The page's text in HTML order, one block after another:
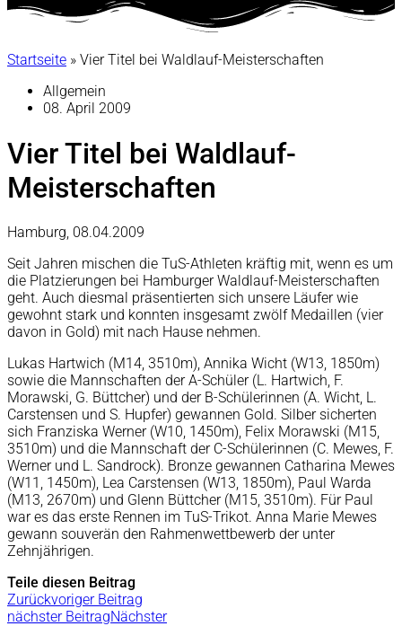
Startseite » Vier Titel bei Waldlauf-Meisterschaften
Allgemein
08. April 2009
Vier Titel bei Waldlauf-
Meisterschaften
Hamburg, 08.04.2009
Seit Jahren mischen die TuS-Athleten kräftig mit, wenn es um
die Platzierungen bei Hamburger Waldlauf-Meisterschaften
geht. Auch diesmal präsentierten sich unsere Läufer wie
gewohnt stark und konnten insgesamt zwölf Medaillen (vier
davon in Gold) mit nach Hause nehmen.
Lukas Hartwich (M14, 3510m), Annika Wicht (W13, 1850m)
sowie die Mannschaften der A-Schüler (L. Hartwich, F.
Morawski, G. Büttcher) und der B-Schülerinnen (A. Wicht, L.
Carstensen und S. Hupfer) gewannen Gold. Silber sicherten
sich Franziska Werner (W10, 1450m), Felix Morawski (M15,
3510m) und die Mannschaft der C-Schülerinnen (C. Mewes, F.
Werner und L. Sandrock). Bronze gewannen Catharina Mewes
(W11, 1450m), Lea Carstensen (W13, 1850m), Paul Warda
(M13, 2670m) und Glenn Büttcher (M15, 3510m). Für Paul
war es das erste Rennen im TuS-Trikot. Anna Marie Mewes
gewann souverän den Rahmenwettbewerb der unter
Zehnjährigen.
Teile diesen Beitrag
Zurückvoriger Beitrag
nächster BeitragNächster